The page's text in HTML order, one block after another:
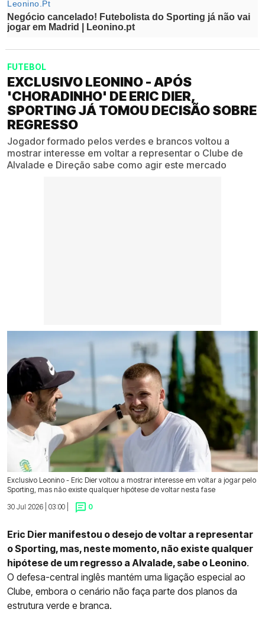
FUTEBOL
EXCLUSIVO LEONINO - APÓS
'CHORADINHO' DE ERIC DIER,
SPORTING JÁ TOMOU DECISÃO SOBRE
REGRESSO
Jogador formado pelos verdes e brancos voltou a
mostrar interesse em voltar a representar o Clube de
Alvalade e Direção sabe como agir este mercado
Exclusivo Leonino - Eric Dier voltou a mostrar interesse em voltar a jogar pelo
Sporting, mas não existe qualquer hipótese de voltar nesta fase
30 Jul 2026 | 03:00 |
0
Eric Dier manifestou o desejo de voltar a representar
o Sporting, mas, neste momento, não existe qualquer
hipótese de um regresso a Alvalade, sabe o Leonino.
O defesa-central inglês mantém uma ligação especial ao
Clube, embora o cenário não faça parte dos planos da
estrutura verde e branca.